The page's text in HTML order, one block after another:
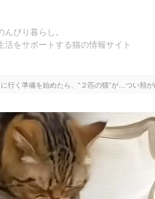
んびり暮らし。
活をサポートする猫の情報サイト
行く準備を始めたら、"２匹の猫"が…つい頬